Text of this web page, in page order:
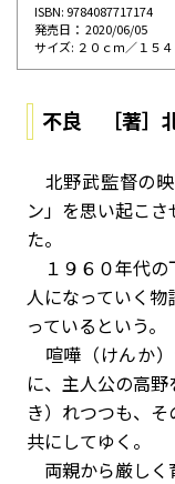
ISBN: 9784087717174
発売⽇： 2020/06/05
サイズ: ２０ｃｍ／１５４
不良 ［著］
北野武監督の
ン」を思い起こ
た。
１９６０年代の
人になっていく
っているという。
喧嘩（けんか
に、主人公の高
き）れつつも、
共にしてゆく。
両親から厳しく